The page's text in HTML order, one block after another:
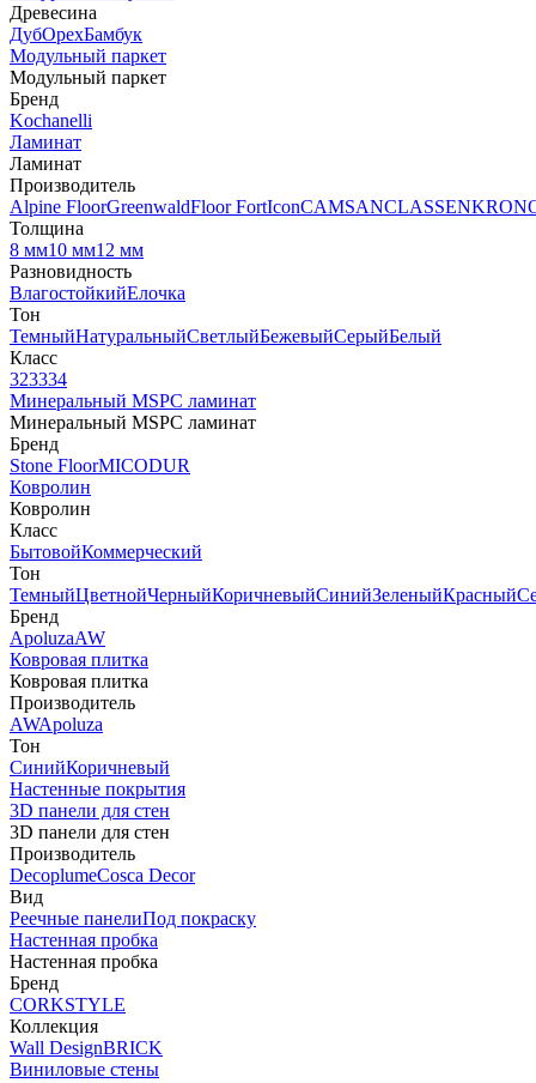
Древесина
ДубОрехБамбук
Модульный паркет
Модульный паркет
Бренд
Kochanelli
Ламинат
Ламинат
Производитель
Alpine FloorGreenwaldFloor FortIconCAMSANCLASSEN
Толщина
8 мм10 мм12 мм
Разновидность
ВлагостойкийЕлочка
Тон
ТемныйНатуральныйСветлыйБежевыйСерыйБелый
Класс
323334
Минеральный MSPC ламинат
Минеральный MSPC ламинат
Бренд
Stone FloorMICODUR
Ковролин
Ковролин
Класс
БытовойКоммерческий
Тон
ТемныйЦветнойЧерныйКоричневыйСинийЗеленыйКрасный
Бренд
ApoluzaAW
Ковровая плитка
Ковровая плитка
Производитель
AWApoluza
Тон
СинийКоричневый
Настенные покрытия
3D панели для стен
3D панели для стен
Производитель
DecoplumeCosca Decor
Вид
Реечные панелиПод покраску
Настенная пробка
Настенная пробка
Бренд
CORKSTYLE
Коллекция
Wall DesignBRICK
Виниловые стены